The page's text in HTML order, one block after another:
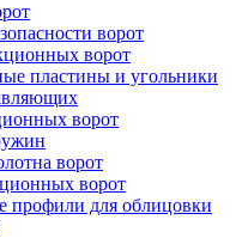
ворот
ворот
пластины и угольники
ворот
ворот
ворот
для облицовки